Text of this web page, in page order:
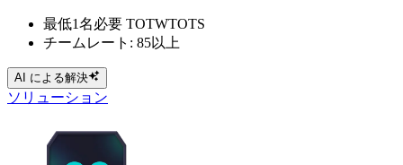
最低1名必要 TOTWTOTS
チームレート: 85以上
AI による解決
ソリューション